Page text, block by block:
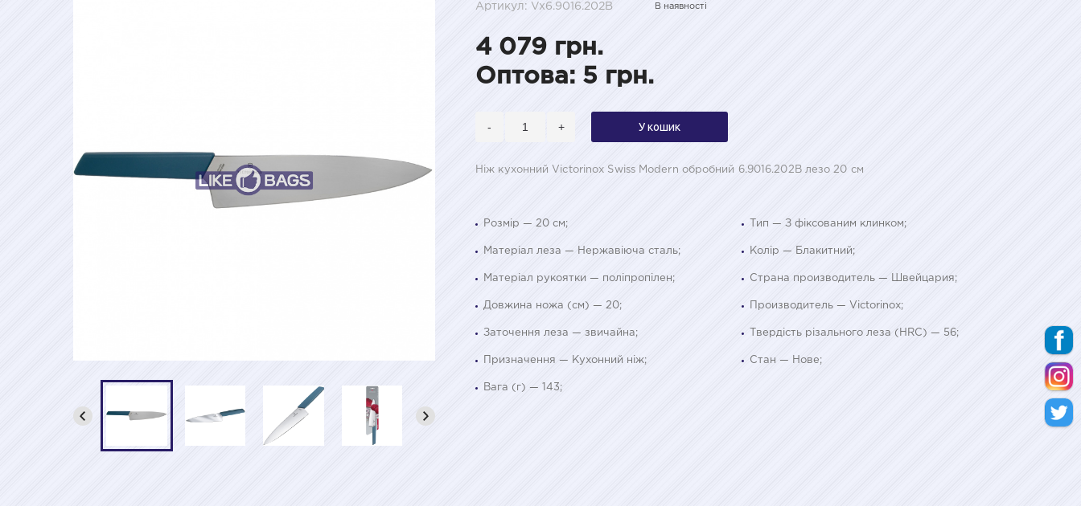
Артикул: Vx6.9016.202B В наявності
4 079 грн.
Оптова: 5 грн.
- + У кошик
Ніж кухонний Victorinox Swiss Modern обробний 6.9016.202B лезо 20 см
Розмір — 20 см; Тип — З фіксованим клинком;
Матеріал леза — Нержавіюча сталь; Колір — Блакитний;
Матеріал рукоятки — поліпропілен; Страна производитель — Швейцария;
Довжина ножа (см) — 20; Производитель — Victorinox;
Заточення леза — звичайна; Твердість різального леза (HRC) — 56;
Призначення — Кухонний ніж; Стан — Нове;
Вага (г) — 143;